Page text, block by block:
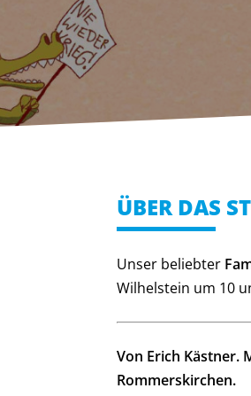
ÜBER DAS
Unser beliebter
Wilhelstein um 10
Von Erich Kästner.
Rommerskirchen.